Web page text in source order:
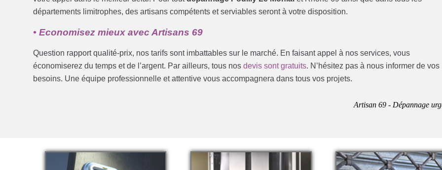
départements limitrophes, des artisans compétents et serviables seront à votre disposition.
• Economisez mieux avec Artisans 69
Question rapport qualité-prix, nos tarifs sont imbattables sur le marché. En faisant appel à nos services, vous
économiserez du temps et de l’argent. Par ailleurs, tous nosdevis sont gratuits. N’hésitez pas à nous informer de vos
besoins. Une équipe professionnelle et attentive vous accompagnera dans tous vos projets.
Artisan 69 - Dépannage